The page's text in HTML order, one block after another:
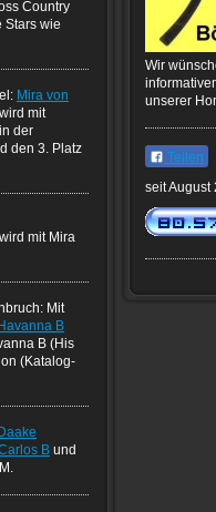
Country
Stars wie
Mira von
mit
der
den 3. Platz
wird mit Mira
Mit
Havanna B
B (His
(Katalog-
B und
Wir
unserer
Teilen
seit August